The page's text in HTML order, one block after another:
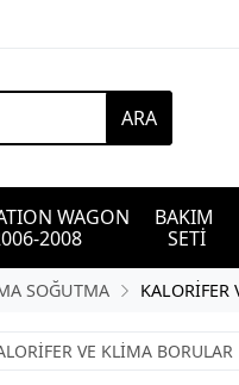
ARA
WAGON
2008
BAKIM
SETİ
SOĞUTMA KALORİFER
VE KLİMA BORULAR